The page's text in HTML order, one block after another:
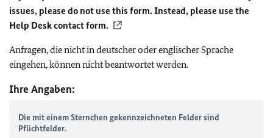
issues, please do not use this form. Instead, please use the
Help Desk contact form.
Anfragen, die nicht in deutscher oder englischer Sprache
eingehen, können nicht beantwortet werden.
Ihre Angaben:
Die mit einem Sternchen gekennzeichneten Felder sind
Pflichtfelder.